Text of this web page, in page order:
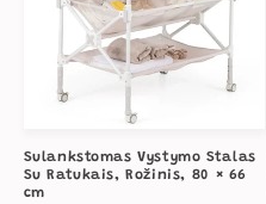
Sulankstomas Vystymo Stalas
Su Ratukais, Rožinis, 80 × 66
cm